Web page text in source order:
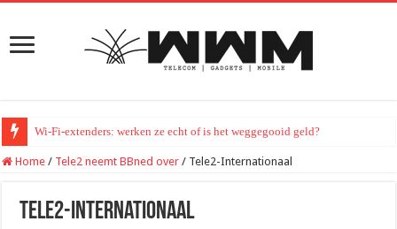
Wi-Fi-extenders: werken ze echt of is het weggegooid geld?
Home / Tele2 neemt BBned over / Tele2-Internationaal
Tele2-Internationaal